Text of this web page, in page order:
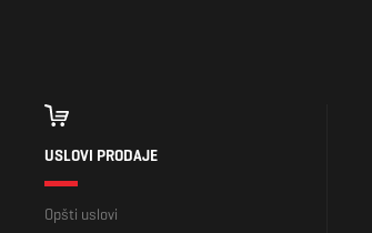
USLOVI PRODAJE
Opšti uslovi